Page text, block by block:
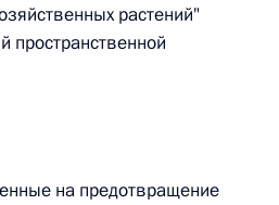
Федерации»
деятельности
растений"
пространственной
на предотвращение